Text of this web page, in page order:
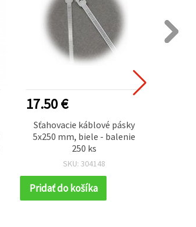
17.50 €
Sťahovacie káblové pásky
5x250 mm, biele - balenie
250 ks
SKU: 304148
Pridať do košíka